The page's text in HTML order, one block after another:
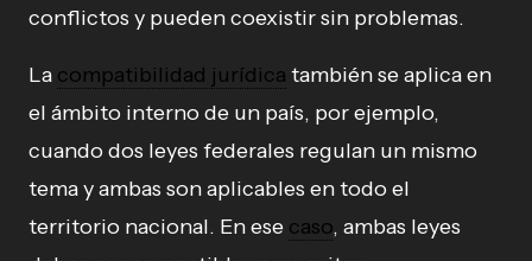
conflictos y pueden coexistir sin problemas.
La compatibilidad jurídica también se aplica en
el ámbito interno de un país, por ejemplo,
cuando dos leyes federales regulan un mismo
tema y ambas son aplicables en todo el
territorio nacional. En ese caso, ambas leyes